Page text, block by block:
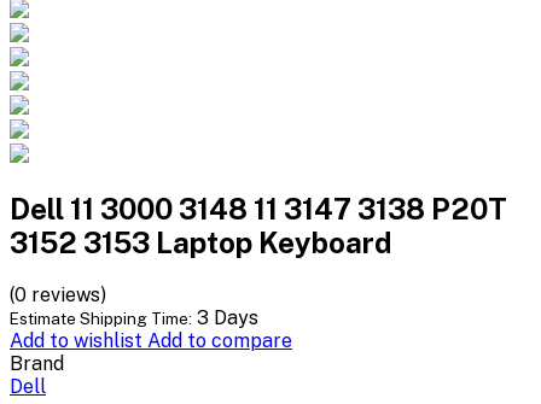
Dell 11 3000 3148 11 3147 3138 P20T
3152 3153 Laptop Keyboard
(0 reviews)
Estimate Shipping Time: 3 Days
Add to wishlist Add to compare
Brand
Dell